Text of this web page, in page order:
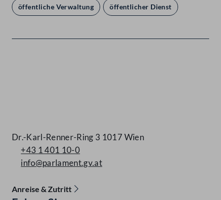
öffentliche Verwaltung öffentlicher Dienst
Dr.-Karl-Renner-Ring 3 1017 Wien
+43 1 401 10-0
info@parlament.gv.at
Anreise & Zutritt